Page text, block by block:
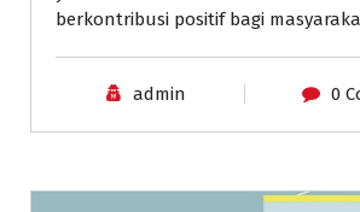
berkontribusi positif bagi
admin 0